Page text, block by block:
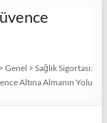
>Genel >Sağlık Sigortası:
Altına Almanın Yolu